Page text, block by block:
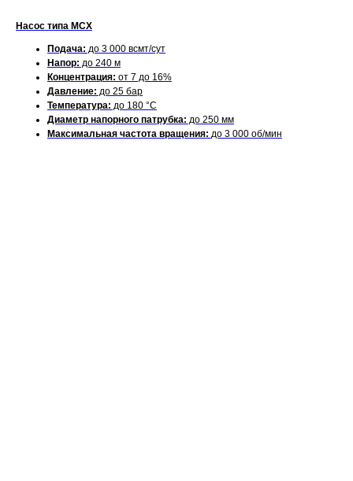
Насос типа MCX
Подача: до 3 000 всмт/сут
Напор: до 240 м
Концентрация: от 7 до 16%
Давление: до 25 бар
Температура: до 180 °C
Диаметр напорного патрубка: до 250 мм
Максимальная частота вращения: до 3 000 об/мин